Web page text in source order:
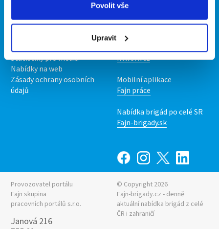
Povolit vše
Upravit
O nás
Statistiky pro média
Nabídky na web
Zásady ochrany osobních
údajů
Fajn brigády
INwork.cz
Mobilní aplikace
Fajn práce
Nabídka brigád po celé SR
Fajn-brigady.sk
Provozovatel portálu
Fajn skupina
pracovních portálů s.r.o.
Janová 216
© Copyright 2026
Fajn-brigady.cz - denně
aktuální nabídka brigád z celé
ČR i zahraničí